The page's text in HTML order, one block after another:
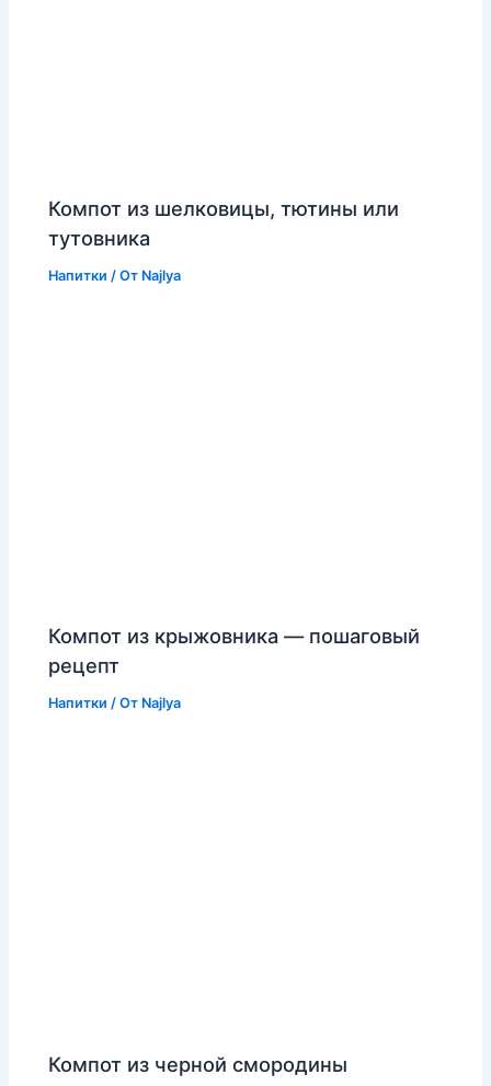
Компот из шелковицы, тютины или
тутовника
Напитки / От Najlya
Компот из крыжовника — пошаговый
рецепт
Напитки / От Najlya
Компот из черной смородины